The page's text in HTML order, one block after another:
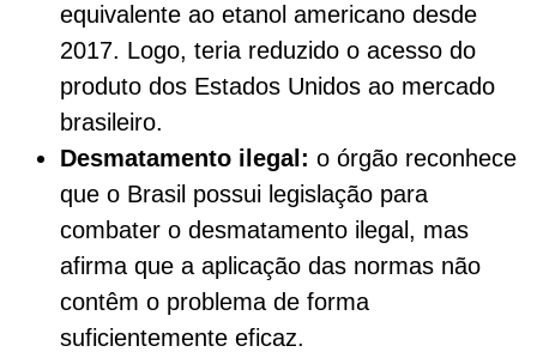
equivalente ao etanol americano desde
2017. Logo, teria reduzido o acesso do
produto dos Estados Unidos ao mercado
brasileiro.
Desmatamento ilegal: o órgão reconhece
que o Brasil possui legislação para
combater o desmatamento ilegal, mas
afirma que a aplicação das normas não
contêm o problema de forma
suficientemente eficaz.